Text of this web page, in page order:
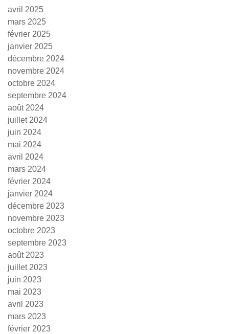
avril 2025
mars 2025
février 2025
janvier 2025
décembre 2024
novembre 2024
octobre 2024
septembre 2024
août 2024
juillet 2024
juin 2024
mai 2024
avril 2024
mars 2024
février 2024
janvier 2024
décembre 2023
novembre 2023
octobre 2023
septembre 2023
août 2023
juillet 2023
juin 2023
mai 2023
avril 2023
mars 2023
février 2023